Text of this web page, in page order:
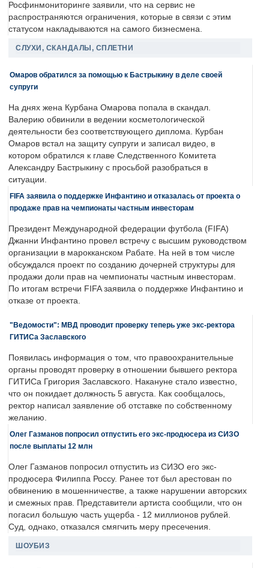
Росфинмониторинге заявили, что на сервис не
распространяются ограничения, которые в связи с этим
статусом накладываются на самого бизнесмена.
СЛУХИ, СКАНДАЛЫ, СПЛЕТНИ
Омаров обратился за помощью к Бастрыкину в деле своей
супруги
На днях жена Курбана Омарова попала в скандал.
Валерию обвинили в ведении косметологической
деятельности без соответствующего диплома. Курбан
Омаров встал на защиту супруги и записал видео, в
котором обратился к главе Следственного Комитета
Александру Бастрыкину с просьбой разобраться в
ситуации.
FIFA заявила о поддержке Инфантино и отказалась от проекта о
продаже прав на чемпионаты частным инвесторам
Президент Международной федерации футбола (FIFA)
Джанни Инфантино провел встречу с высшим руководством
организации в марокканском Рабате. На ней в том числе
обсуждался проект по созданию дочерней структуры для
продажи доли прав на чемпионаты частным инвесторам.
По итогам встречи FIFA заявила о поддержке Инфантино и
отказе от проекта.
"Ведомости": МВД проводит проверку теперь уже экс-ректора
ГИТИСа Заславского
Появилась информация о том, что правоохранительные
органы проводят проверку в отношении бывшего ректора
ГИТИСа Григория Заславского. Накануне стало известно,
что он покидает должность 5 августа. Как сообщалось,
ректор написал заявление об отставке по собственному
желанию.
Олег Газманов попросил отпустить его экс-продюсера из СИЗО
после выплаты 12 млн
Олег Газманов попросил отпустить из СИЗО его экс-
продюсера Филиппа Россу. Ранее тот был арестован по
обвинению в мошенничестве, а также нарушении авторских
и смежных прав. Представители артиста сообщили, что он
погасил большую часть ущерба - 12 миллионов рублей.
Суд, однако, отказался смягчить меру пресечения.
ШОУБИЗ